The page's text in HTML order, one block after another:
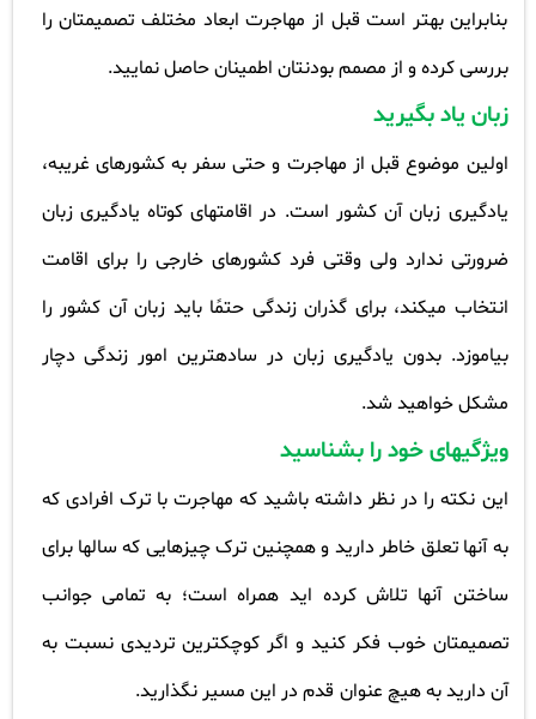
بنابراین بهتر است قبل از مهاجرت ابعاد مختلف تصمیمتان را
بررسی کرده و از مصمم بودنتان اطمینان حاصل نمایید.
زبان یاد بگیرید
اولین موضوع قبل از مهاجرت و حتی سفر به کشورهای غریبه،
یادگیری زبان آن کشور است. در اقامتهای کوتاه یادگیری زبان
ضرورتی ندارد ولی وقتی فرد کشورهای خارجی را برای اقامت
انتخاب میکند، برای گذران زندگی حتمًا باید زبان آن کشور را
بیاموزد. بدون یادگیری زبان در سادهترین امور زندگی دچار
مشکل خواهید شد.
ویژگیهای خود را بشناسید
این نکته را در نظر داشته باشید که مهاجرت با ترک افرادی که
به آنها تعلق خاطر دارید و همچنین ترک چیزهایی که سالها برای
ساختن آنها تلاش کرده اید همراه است؛ به تمامی جوانب
تصمیمتان خوب فکر کنید و اگر کوچکترین تردیدی نسبت به
آن دارید به هیچ عنوان قدم در این مسیر نگذارید.